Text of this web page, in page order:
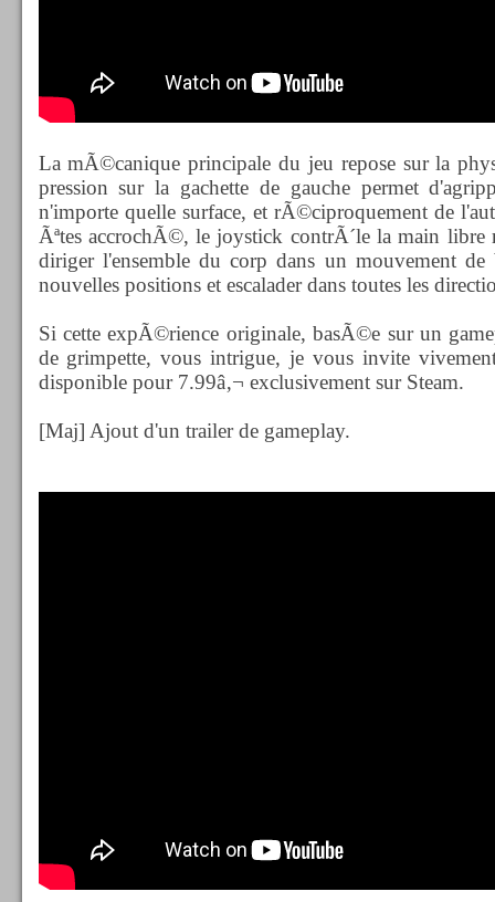
La mÃ©canique principale du jeu repose sur la
pression sur la gachette de gauche permet
n'importe quelle surface, et rÃ©ciproquement de
Ãªtes accrochÃ©, le joystick contrÃ´le la main libre
diriger l'ensemble du corp dans un mouvement de
nouvelles positions et escalader dans toutes les
Si cette expÃ©rience originale, basÃ©e sur un
de grimpette, vous intrigue, je vous invite
disponible pour 7.99â‚¬ exclusivement sur Steam.
[Maj] Ajout d'un trailer de gameplay.